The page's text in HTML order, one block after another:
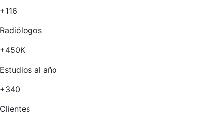
+116
Radiólogos
+450K
Estudios al año
+340
Clientes